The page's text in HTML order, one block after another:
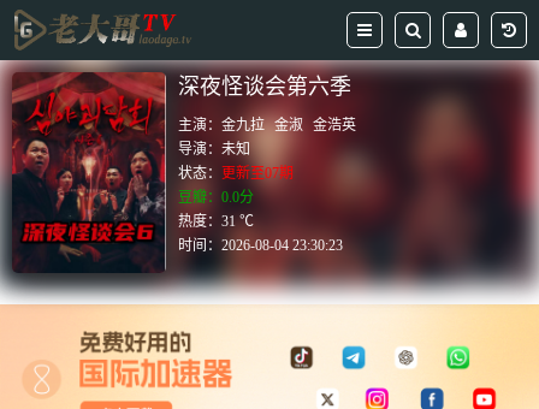
深夜怪谈会第六季
主演：金九拉 金淑
金浩英
导演：未知
状态： 更新至07期
豆瓣：0.0分
热度：31 ℃
时间：2026-08-04 23:30:23